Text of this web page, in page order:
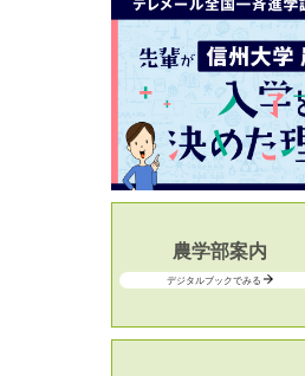
農学部案内
デジタルブックでみる